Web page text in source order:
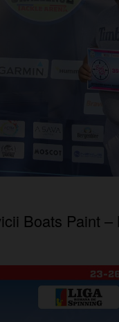
Boats Paint